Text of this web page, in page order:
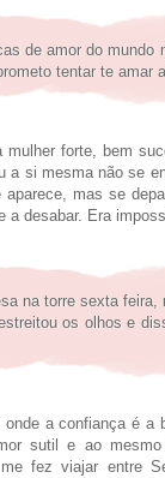
de amor do mundo
tentar te amar
forte, bem
si mesma não se
mas se
a desabar. Era
na torre sexta
os olhos e
a confiança é
sutil e ao
fez viajar entre